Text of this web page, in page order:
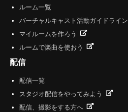
ルーム一覧
バーチャルキャスト活動ガイドライン
マイルームを作ろう
ルームで楽曲を使おう
配信
配信一覧
スタジオ配信をやってみよう
配信、撮影をする方へ